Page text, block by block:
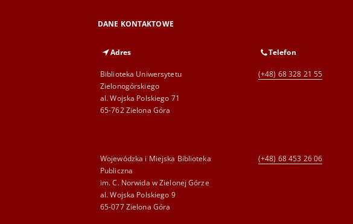
DANE KONTAKTOWE
Adres
Biblioteka Uniwersytetu
Zielonogórskiego
al. Wojska Polskiego 71
65-762 Zielona Góra
Telefon
(+48) 68 328 21 55
Wojewódzka i Miejska Biblioteka
Publiczna
im. C. Norwida w Zielonej Górze
al. Wojska Polskiego 9
65-077 Zielona Góra
(+48) 68 453 26 06